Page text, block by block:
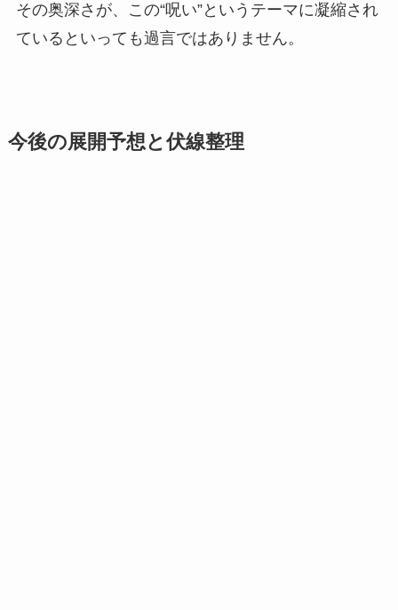
その奥深さが、この“呪い”というテーマに凝縮され
ているといっても過言ではありません。
今後の展開予想と伏線整理